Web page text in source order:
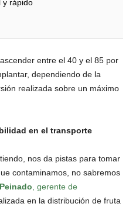
y rápido
entre el 40 y el 85 por
dependiendo de la
realizada sobre un máximo
en el transporte
nos da pistas para tomar
contaminamos, no sabremos
, gerente de
en la distribución de fruta